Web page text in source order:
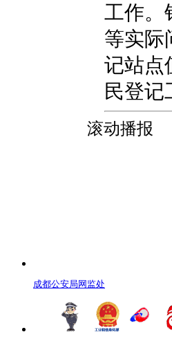
工作。
等实际
记站点
民登记
滚动播报
成都公安局网监处